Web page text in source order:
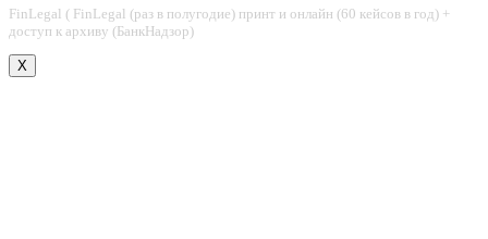
FinLegal ( FinLegal (раз в полугодие) принт и онлайн (60 кейсов в год) +
доступ к архиву (БанкНадзор)
X